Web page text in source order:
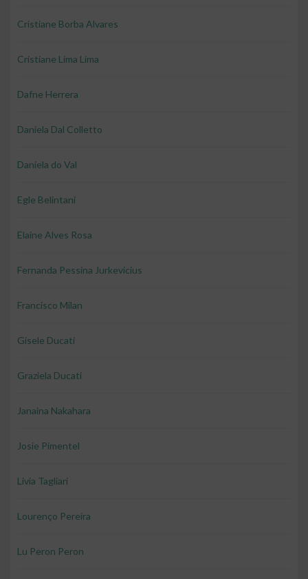
Cristiane Borba Alvares
Cristiane Lima Lima
Dafne Herrera
Daniela Dal Colletto
Daniela do Val
Egle Belintani
Elaine Alves Rosa
Fernanda Pessina Jurkevicius
Francisco Milan
Gisele Ducati
Graziela Ducati
Janaina Nakahara
Josie Pimentel
Livia Tagliari
Lourenço Pereira
Lu Peron Peron